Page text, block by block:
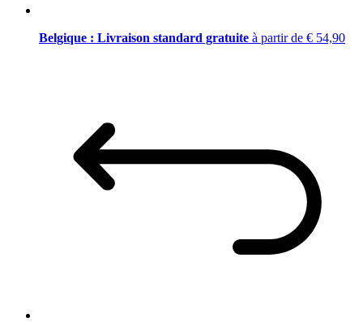
Belgique : Livraison standard gratuite à partir de € 54,90